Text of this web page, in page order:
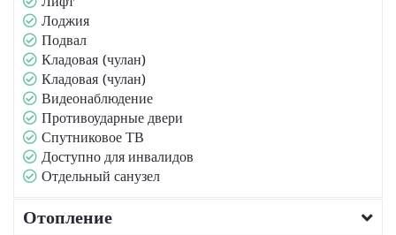
Лоджия
Подвал
Кладовая (чулан)
Кладовая (чулан)
Видеонаблюдение
Противоударные двери
Спутниковое ТВ
Доступно для инвалидов
Отдельный санузел
Отопление